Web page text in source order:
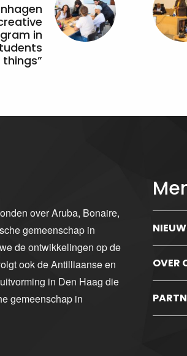
in
over Aruba, Bonaire,
gemeenschap in
de ontwikkelingen op de
ook de Antilliaanse en
in Den Haag die
gemeenschap in
OVER